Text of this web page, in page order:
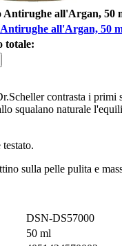
Antirughe all'Argan, 50
all'Argan, 50
totale:
contrasta i
squalano naturale
sulla pelle pulita e
DSN-DS57000
50 ml